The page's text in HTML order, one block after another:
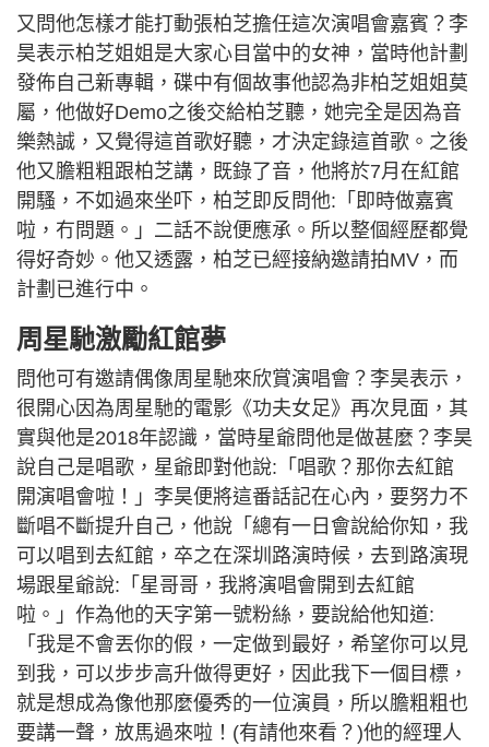
又問他怎樣才能打動張柏芝擔任這次演唱會嘉賓？李
昊表示柏芝姐姐是大家心目當中的女神，當時他計劃
發佈自己新專輯，碟中有個故事他認為非柏芝姐姐莫
屬，他做好Demo之後交給柏芝聽，她完全是因為音
樂熱誠，又覺得這首歌好聽，才決定錄這首歌。之後
他又膽粗粗跟柏芝講，既錄了音，他將於7月在紅館
開騷，不如過來坐吓，柏芝即反問他:「即時做嘉賓
啦，冇問題。」二話不說便應承。所以整個經歷都覺
得好奇妙。他又透露，柏芝已經接納邀請拍MV，而
計劃已進行中。
周星馳激勵紅館夢
問他可有邀請偶像周星馳來欣賞演唱會？李昊表示，
很開心因為周星馳的電影《功夫女足》再次見面，其
實與他是2018年認識，當時星爺問他是做甚麼？李昊
說自己是唱歌，星爺即對他說:「唱歌？那你去紅館
開演唱會啦！」李昊便將這番話記在心內，要努力不
斷唱不斷提升自己，他說「總有一日會說給你知，我
可以唱到去紅館，卒之在深圳路演時候，去到路演現
場跟星爺說:「星哥哥，我將演唱會開到去紅館
啦。」作為他的天字第一號粉絲，要說給他知道:
「我是不會丟你的假，一定做到最好，希望你可以見
到我，可以步步高升做得更好，因此我下一個目標，
就是想成為像他那麼優秀的一位演員，所以膽粗粗也
要講一聲，放馬過來啦！(有請他來看？)他的經理人